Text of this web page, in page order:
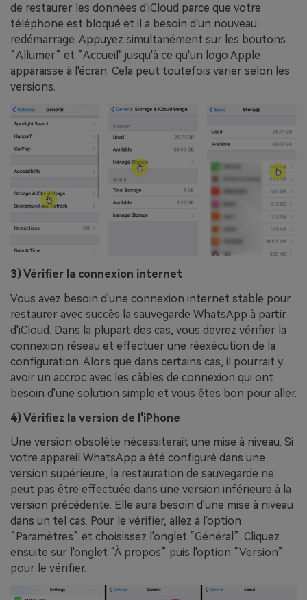
de restaurer les données d'iCloud parce que votre
téléphone est bloqué et il a besoin d'un nouveau
redémarrage. Appuyez simultanément sur les boutons
”Allumer“ et ”Accueil" jusqu'à ce qu'un logo Apple
apparaisse à l'écran. Cela peut toutefois varier selon les
versions.
3) Vérifier la connexion internet
Vous avez besoin d'une connexion internet stable pour
restaurer avec succès la sauvegarde WhatsApp à partir
d'iCloud. Dans la plupart des cas, vous devrez vérifier la
connexion réseau et effectuer une réexécution de la
configuration. Alors que dans certains cas, il pourrait y
avoir un accroc avec les câbles de connexion qui ont
besoin d'une solution simple et vous êtes bon pour aller.
4) Vérifiez la version de l'iPhone
Une version obsolète nécessiterait une mise à niveau. Si
votre appareil WhatsApp a été configuré dans une
version supérieure, la restauration de sauvegarde ne
peut pas être effectuée dans une version inférieure à la
version précédente. Elle aura besoin d'une mise à niveau
dans un tel cas. Pour le vérifier, allez à l'option
“Paramètres” et choisissez l'onglet “Général”. Cliquez
ensuite sur l'onglet “À propos” puis l'option “Version”
pour le vérifier.